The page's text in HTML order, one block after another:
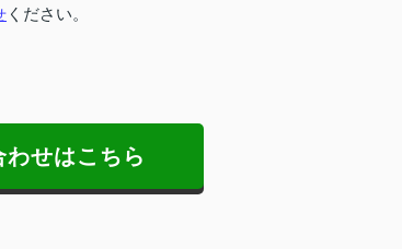
ください。
せはこちら